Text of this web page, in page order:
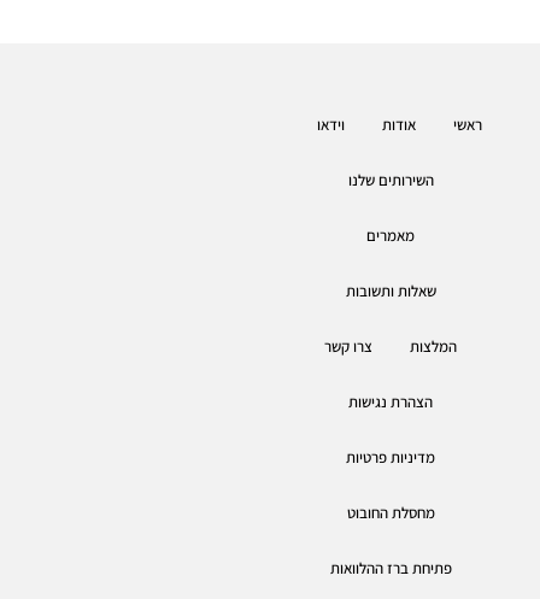
ראשי אודות וידאו
השירותים שלנו
מאמרים
שאלות ותשובות
המלצות צרו קשר
הצהרת נגישות
מדיניות פרטיות
מחסלת החובוט
פתיחת ברז ההלוואות